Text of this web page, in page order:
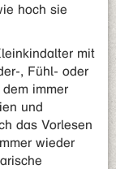
hoch sie
mit
, Fühl- oder
immer
und
das Vorlesen
wieder